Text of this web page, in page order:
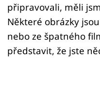
Přihlášení
Sledujte nás
připravovali, měli
Některé obrázky
nebo ze špatného
představit, že jste